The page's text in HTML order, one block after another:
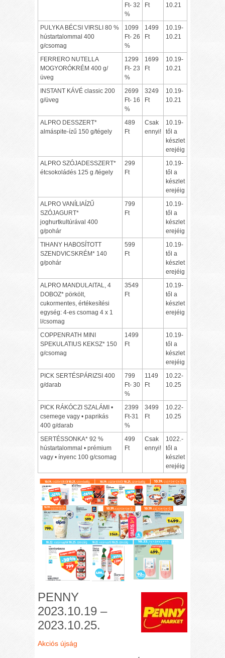
Ft- 32
%
Ft
10.21
PULYKA BÉCSI VIRSLI 80 %
hústartalommal 400
g/csomag
1099
Ft- 26
%
1499
Ft
10.19-
10.21
FERRERO NUTELLA
MOGYORÓKRÉM 400 g/
üveg
1299
Ft- 23
%
1699
Ft
10.19-
10.21
INSTANT KÁVÉ classic 200
g/üveg
2699
Ft- 16
%
3249
Ft
10.19-
10.21
ALPRO DESSZERT*
almáspite-ízű 150 g/tégely
489
Ft
Csak
ennyi!
10.19-
től a
készlet
erejéig
ALPRO SZÓJADESSZERT*
étcsokoládés 125 g /tégely
299
Ft
10.19-
től a
készlet
erejéig
ALPRO VANÍLIAÍZŰ
SZÓJAGURT*
joghurtkultúrával 400
g/pohár
799
Ft
10.19-
től a
készlet
erejéig
TIHANY HABOSÍTOTT
SZENDVICSKRÉM* 140
g/pohár
599
Ft
10.19-
től a
készlet
erejéig
ALPRO MANDULAITAL, 4
DOBOZ* pörkölt,
cukormentes, értékesítési
egység: 4-es csomag 4 x 1
l/csomag
3549
Ft
10.19-
től a
készlet
erejéig
COPPENRATH MINI
SPEKULATIUS KEKSZ* 150
g/csomag
1499
Ft
10.19-
től a
készlet
erejéig
PICK SERTÉSPÁRIZSI 400
g/darab
799
Ft- 30
%
1149
Ft
10.22-
10.25
PICK RÁKÓCZI SZALÁMI •
csemege vagy • paprikás
400 g/darab
2399
Ft-31
%
3499
Ft
10.22-
10.25
SERTÉSSONKA* 92 %
hústartalommal • prémium
vagy • ínyenc 100 g/csomag
499
Ft
Csak
ennyi!
1022.-
től a
készlet
erejéig
PENNY
2023.10.19 –
2023.10.25.
Akciós újság